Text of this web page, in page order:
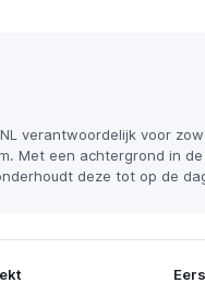
verantwoordelijk voor
Met een achtergrond in
deze tot op de